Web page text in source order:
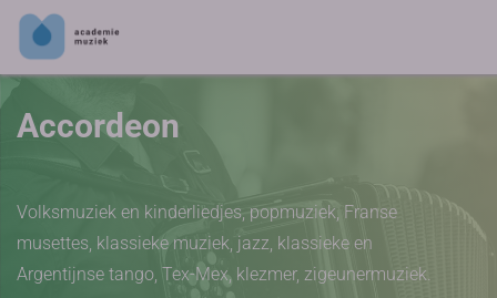
Accordeon
Volksmuziek en kinderliedjes, popmuziek, Franse
musettes, klassieke muziek, jazz, klassieke en
Argentijnse tango, Tex-Mex, klezmer, zigeunermuziek.